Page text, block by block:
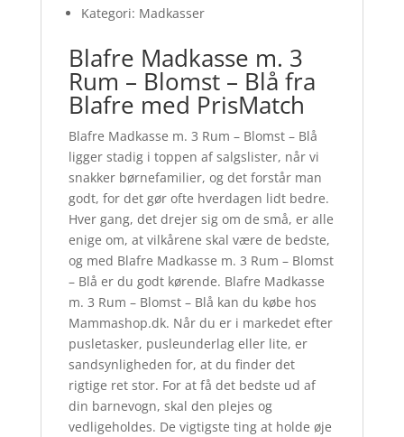
Kategori: Madkasser
Blafre Madkasse m. 3
Rum – Blomst – Blå fra
Blafre med PrisMatch
Blafre Madkasse m. 3 Rum – Blomst – Blå
ligger stadig i toppen af salgslister, når vi
snakker børnefamilier, og det forstår man
godt, for det gør ofte hverdagen lidt bedre.
Hver gang, det drejer sig om de små, er alle
enige om, at vilkårene skal være de bedste,
og med Blafre Madkasse m. 3 Rum – Blomst
– Blå er du godt kørende. Blafre Madkasse
m. 3 Rum – Blomst – Blå kan du købe hos
Mammashop.dk. Når du er i markedet efter
pusletasker, pusleunderlag eller lite, er
sandsynligheden for, at du finder det
rigtige ret stor. For at få det bedste ud af
din barnevogn, skal den plejes og
vedligeholdes. De vigtigste ting at holde øje